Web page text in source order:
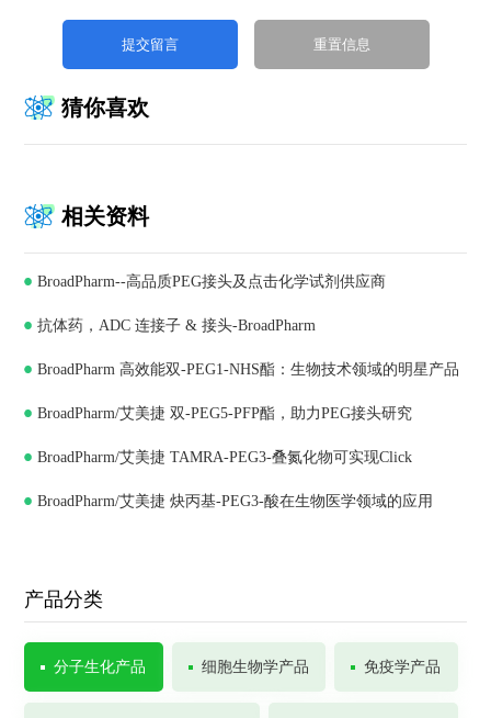
猜你喜欢
相关资料
BroadPharm--高品质PEG接头及点击化学试剂供应商
抗体药，ADC 连接子 & 接头-BroadPharm
BroadPharm 高效能双-PEG1-NHS酯：生物技术领域的明星产品
BroadPharm/艾美捷 双-PEG5-PFP酯，助力PEG接头研究
BroadPharm/艾美捷 TAMRA-PEG3-叠氮化物可实现Click
Chemistry
BroadPharm/艾美捷 炔丙基-PEG3-酸在生物医学领域的应用
产品分类
分子生化产品 细胞生物学产品 免疫学产品